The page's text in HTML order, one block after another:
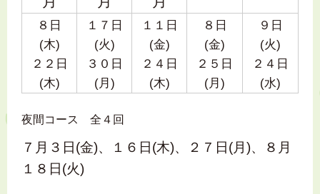
８日
(木)
２２日
(木)
１７日
(火)
３０日
(月)
１１日
(金)
２４日
(木)
８日
(金)
２５日
(月)
９日
(火)
２４日
(水)
夜間コース 全４回
７月３日(金)、１６日(木)、２７日(月)、８月
１８日(火)